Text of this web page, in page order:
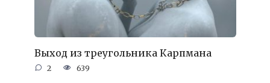
Выход из треугольника Карпмана
2 639